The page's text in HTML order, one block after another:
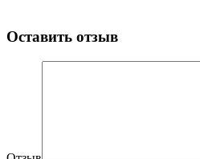
Оставить отзыв